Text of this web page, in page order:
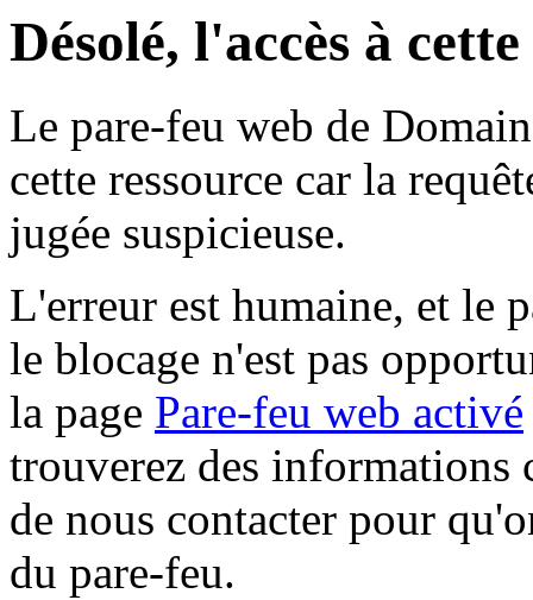
Désolé, l'accès à
Le pare-feu web de
cette ressource car la
jugée suspicieuse.
L'erreur est humaine, et le
le blocage n'est pas
la page Pare-feu web activé
trouverez des informations
de nous contacter pour
du pare-feu.